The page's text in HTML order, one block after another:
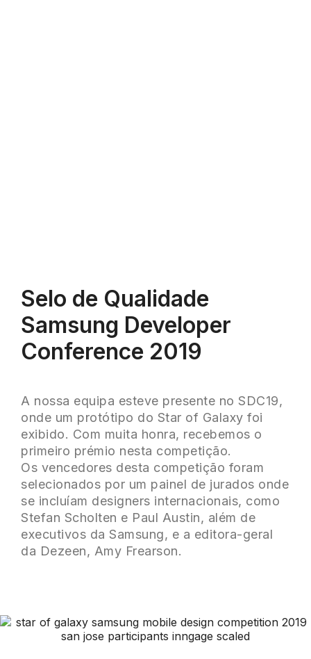
Selo de Qualidade
Samsung Developer
Conference 2019
A nossa equipa esteve presente no SDC19,
onde um protótipo do Star of Galaxy foi
exibido. Com muita honra, recebemos o
primeiro prémio nesta competição.
Os vencedores desta competição foram
selecionados por um painel de jurados onde
se incluíam designers internacionais, como
Stefan Scholten e Paul Austin, além de
executivos da Samsung, e a editora-geral
da Dezeen, Amy Frearson.